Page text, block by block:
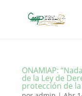
ONAMIAP:
de la Ley de
protección de